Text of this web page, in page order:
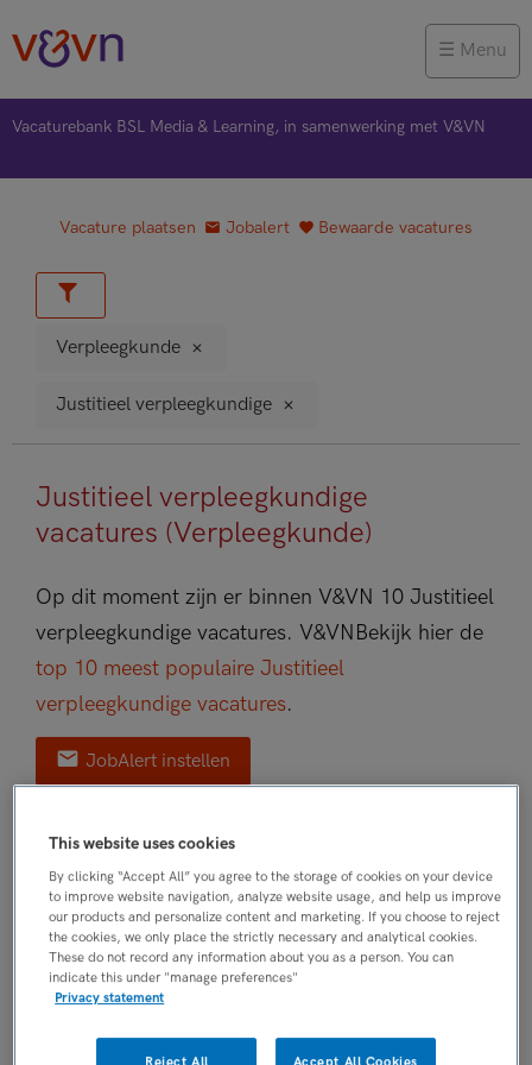
Menu
Vacaturebank BSL Media & Learning, in samenwerking met V&VN
Vacature plaatsen Jobalert Bewaarde vacatures
Verpleegkunde
Justitieel verpleegkundige
Justitieel verpleegkundige
vacatures (Verpleegkunde)
Op dit moment zijn er binnen V&VN 10 Justitieel
verpleegkundige vacatures. V&VN Bekijk hier de
top 10 meest populaire Justitieel
verpleegkundige vacatures.
JobAlert instellen
We hebben10vacatures voor je gevonden
17-07-2026
Justitieel Verpleegkundige MBO
Maandag, Badhoevedorp
FUNCTIE
This website uses cookies
By clicking “Accept All” you agree to the storage of cookies on your device
to improve website navigation, analyze website usage, and help us improve
our products and personalize content and marketing. If you choose to reject
the cookies, we only place the strictly necessary and analytical cookies.
These do not record any information about you as a person. You can
indicate this under "manage preferences"
Privacy statement
Reject All Accept All Cookies